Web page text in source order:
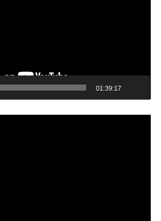
01:39:17